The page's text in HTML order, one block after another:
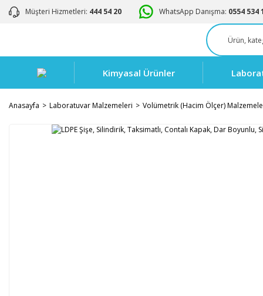
Müşteri Hizmetleri: 444 54 20 WhatsApp Danışma: 0554 534
Kimyasal Ürünler
Anasayfa Laboratuvar Malzemeleri Volümetrik (Hacim Ölçer)